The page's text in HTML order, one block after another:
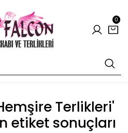
0
Terlikleri'
etiket sonuçları